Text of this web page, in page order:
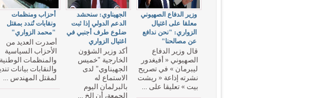
أحزاب ومنظمات
ونقابات تُندد بمقتل
"محمد الزواري"
أصدرت العديد من
الأحزاب السياسية
والمنظمات الوطنية
والنقابات بيانات
لمقتل المهندس ...
الجهيناوي: سنحشد
الدعم الدولي إذا ثبت
ضلوع طرف أجنبي في
اغتيال الزواري
أكد وزير الشؤون
الخارجية "خميس
الجهيناوي" لدى
الاستماع له
بالبرلمان اليوم
الجمعة، أن الخ ...
وزير الدفاع الصهيوني
معلقا على اغتيال
الزواري: "نحن ندافع
عن مصالحنا"
قال وزير الدفاع
الصهيوني « أفيغدور
ليبرمان » في تصريح
نشرته إذاعة « ريشت
بيت » تعليقا على ...